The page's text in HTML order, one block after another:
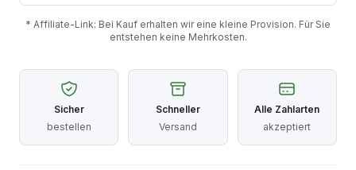
* Affiliate-Link: Bei Kauf erhalten wir eine kleine Provision. Für Sie
entstehen keine Mehrkosten.
Sicher
bestellen
Schneller
Versand
Alle Zahlarten
akzeptiert